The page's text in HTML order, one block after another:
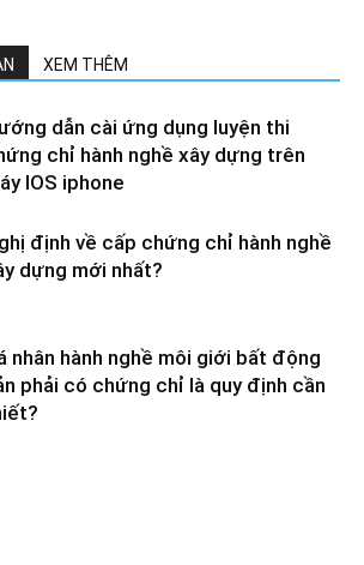
XEM THÊM
dẫn cài ứng dụng luyện thi
chỉ hành nghề xây dựng trên
IOS iphone
định về cấp chứng chỉ hành nghề
dựng mới nhất?
nhân hành nghề môi giới bất động
phải có chứng chỉ là quy định cần